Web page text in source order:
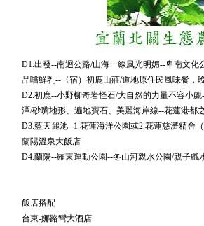
D1.出發--南迴公路/山海一線風光明媚--卑南文
品嚐鮮乳--〈宿）初鹿山莊/道地原住民風味餐
D2.初鹿--小野柳奇岩怪石/大自然的力量不容小
潭/砂嘴地形、遍地寶石、美麗海岸線--花蓮港都
D3.藍天麗池--1.花蓮海洋公園或2.花蓮慈濟精舍
蘭陽溫泉大飯店
D4.蘭陽--羅東運動公園--冬山河親水公園/親子
飯店搭配
台東-娜路彎大酒店